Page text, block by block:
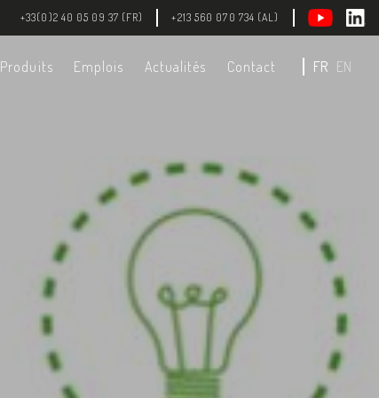
+33(0)2 40 05 09 37 (FR) +213 560 070 734 (AL)
Produits Emplois Actualités Contact FR EN